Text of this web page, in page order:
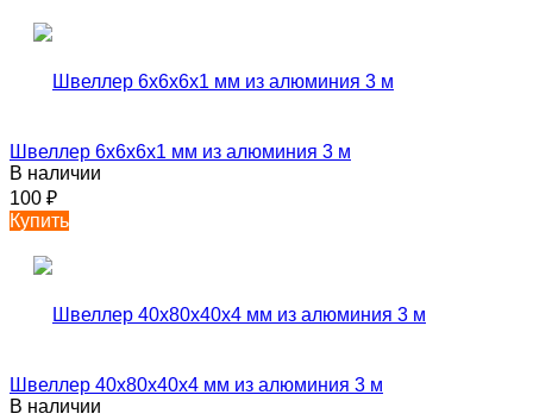
Швеллер 6х6х6х1 мм из алюминия 3 м
В наличии
100 ₽
Купить
Швеллер 40х80х40х4 мм из алюминия 3 м
В наличии